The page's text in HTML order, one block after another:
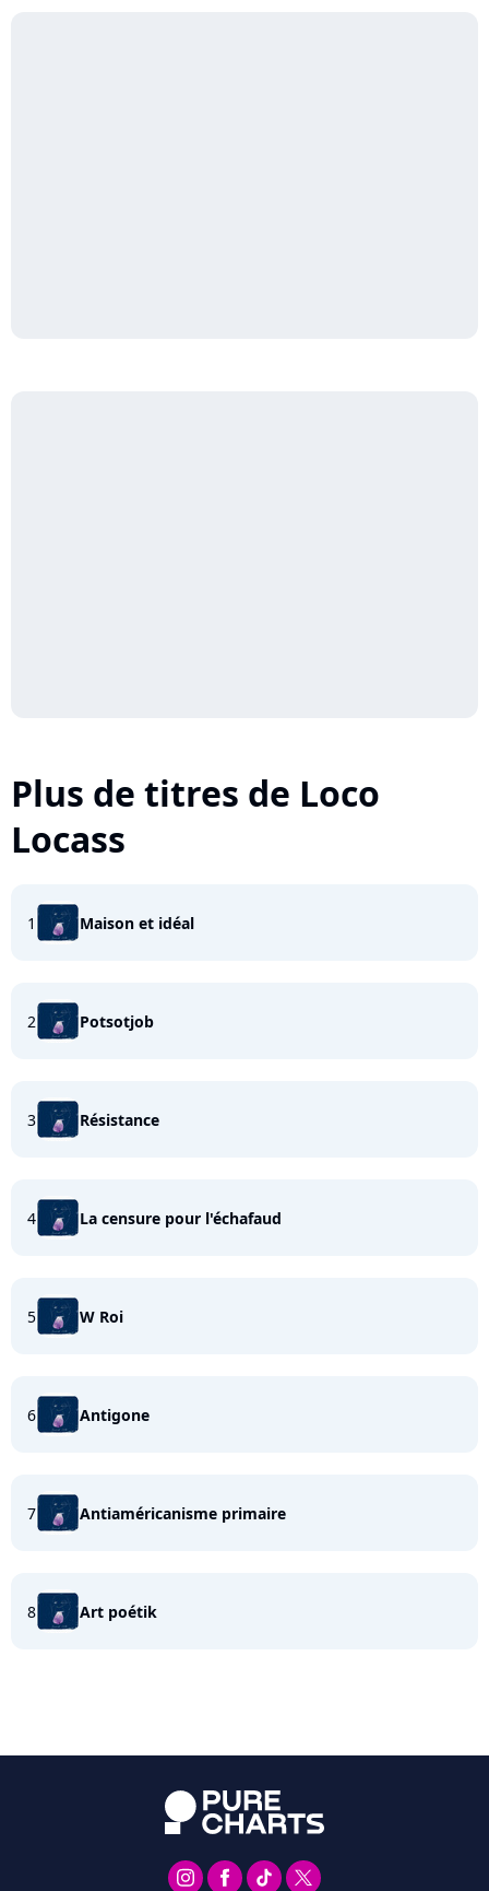
Plus de titres de Loco
Locass
1 Maison et idéal
2 Potsotjob
3 Résistance
4 La censure pour l'échafaud
5 W Roi
6 Antigone
7 Antiaméricanisme primaire
8 Art poétik